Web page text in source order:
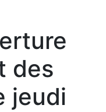
des
jeudi